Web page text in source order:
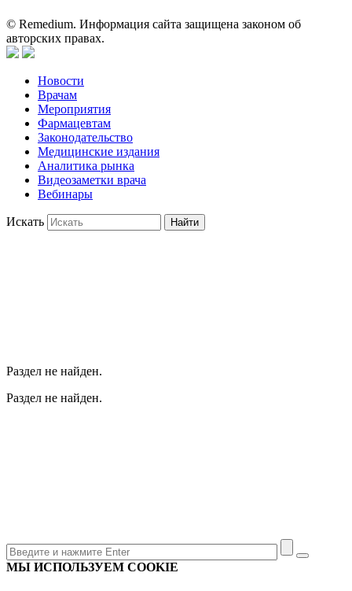
© Remedium. Информация сайта защищена законом об
авторских правах.
Новости
Врачам
Мероприятия
Фармацевтам
Законодательство
Медицинские издания
Аналитика рынка
Видеозаметки врача
Вебинары
Искать Найти
Раздел не найден.
Раздел не найден.
МЫ ИСПОЛЬЗУЕМ COOKIE